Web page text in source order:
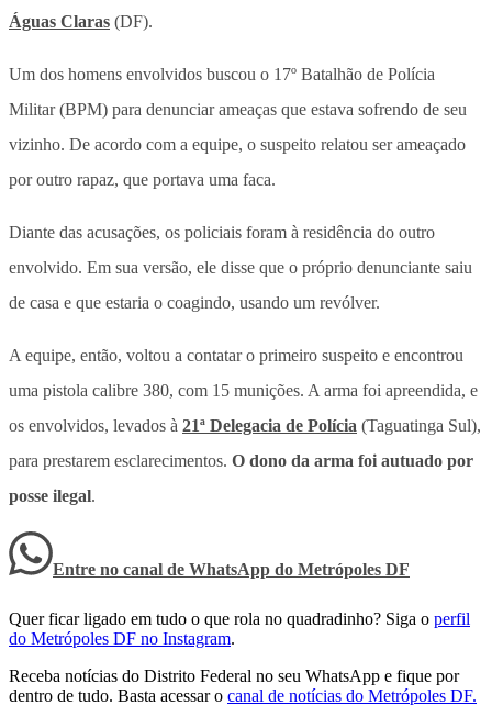
Águas Claras (DF).
Um dos homens envolvidos buscou o 17º Batalhão de Polícia
Militar (BPM) para denunciar ameaças que estava sofrendo de seu
vizinho. De acordo com a equipe, o suspeito relatou ser ameaçado
por outro rapaz, que portava uma faca.
Diante das acusações, os policiais foram à residência do outro
envolvido. Em sua versão, ele disse que o próprio denunciante saiu
de casa e que estaria o coagindo, usando um revólver.
A equipe, então, voltou a contatar o primeiro suspeito e encontrou
uma pistola calibre 380, com 15 munições. A arma foi apreendida, e
os envolvidos, levados à 21ª Delegacia de Polícia (Taguatinga Sul),
para prestarem esclarecimentos. O dono da arma foi autuado por
posse ilegal.
Entre no canal de WhatsApp do Metrópoles DF
Quer ficar ligado em tudo o que rola no quadradinho? Siga o perfil
do Metrópoles DF no Instagram.
Receba notícias do Distrito Federal no seu WhatsApp e fique por
dentro de tudo. Basta acessar o canal de notícias do Metrópoles DF.